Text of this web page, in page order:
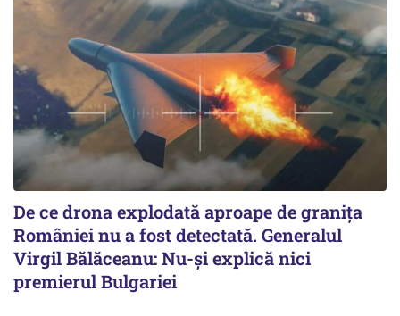
De ce drona explodată aproape de granița
României nu a fost detectată. Generalul
Virgil Bălăceanu: Nu-și explică nici
premierul Bulgariei